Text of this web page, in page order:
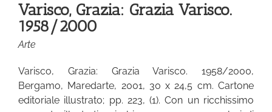
Varisco, Grazia: Grazia Varisco.
1958/2000
Arte
Varisco, Grazia: Grazia Varisco. 1958/2000,
Bergamo, Maredarte, 2001, 30 x 24,5 cm. Cartone
editoriale illustrato; pp. 223, (1). Con un ricchissimo